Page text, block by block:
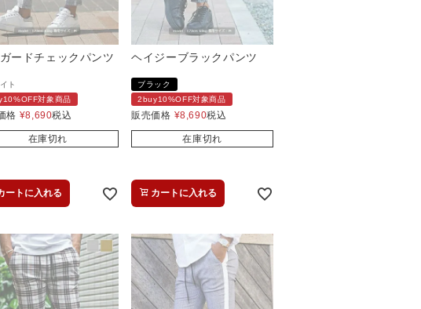
ードチェックパンツ
ト
対象商品
格 ¥8,690税込
在庫切れ
ートに入れる
ヘイジーブラックパンツ
ブラック
2buy10%OFF対象商品
販売価格 ¥8,690税込
在庫切れ
カートに入れる